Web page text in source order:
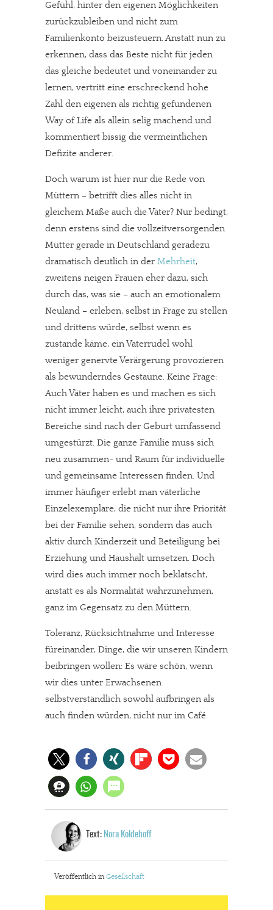
In eigener Sache
Dir gefällt unsere Arbeit?
meinesuedstadt.de finanziert sich durch Partnerprofile und
Werbung. Beide Einnahmequellen sind in den letzten Monaten
stark zurückgegangen.
kannst Du uns mit einer kleinen Spende unterstützen.
JETZT SPENDEN
Gefühl, hinter den eigenen Möglichkeiten
zurückzubleiben und nicht zum
Familienkonto beizusteuern. Anstatt nun zu
erkennen, dass das Beste nicht für jeden
das gleiche bedeutet und voneinander zu
lernen, vertritt eine erschreckend hohe
Zahl den eigenen als richtig gefundenen
Way of Life als allein selig machend und
kommentiert bissig die vermeintlichen
Defizite anderer.
Doch warum ist hier nur die Rede von
Müttern – betrifft dies alles nicht in
gleichem Maße auch die Väter? Nur bedingt,
denn erstens sind die vollzeitversorgenden
Mütter gerade in Deutschland geradezu
dramatisch deutlich in der Mehrheit,
zweitens neigen Frauen eher dazu, sich
durch das, was sie – auch an emotionalem
Neuland – erleben, selbst in Frage zu stellen
und drittens würde, selbst wenn es
zustande käme, ein Vaterrudel wohl
weniger genervte Verärgerung provozieren
als bewunderndes Gestaune. Keine Frage:
Auch Väter haben es und machen es sich
nicht immer leicht, auch ihre privatesten
Bereiche sind nach der Geburt umfassend
umgestürzt. Die ganze Familie muss sich
neu zusammen- und Raum für individuelle
und gemeinsame Interessen finden. Und
immer häufiger erlebt man väterliche
Einzelexemplare, die nicht nur ihre Priorität
bei der Familie sehen, sondern das auch
aktiv durch Kinderzeit und Beteiligung bei
Erziehung und Haushalt umsetzen. Doch
wird dies auch immer noch beklatscht,
anstatt es als Normalität wahrzunehmen,
ganz im Gegensatz zu den Müttern.
Toleranz, Rücksichtnahme und Interesse
füreinander, Dinge, die wir unseren Kindern
beibringen wollen: Es wäre schön, wenn
wir dies unter Erwachsenen
selbstverständlich sowohl aufbringen als
auch finden würden, nicht nur im Café.
Text: Nora Koldehoff
Veröffentlich in Gesellschaft